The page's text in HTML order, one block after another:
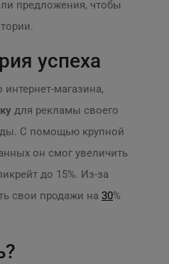
предложения, чтобы
успеха
магазина,
для рекламы своего
С помощью крупной
он смог увеличить
до 15%. Из-за
свои продажи на 30%